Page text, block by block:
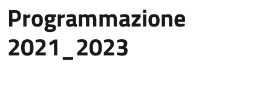
Programmazione
2021_2023